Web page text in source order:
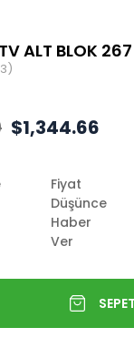
ALT BLOK
$1,344.66
Fiyat
Düşünce
Haber
Ver